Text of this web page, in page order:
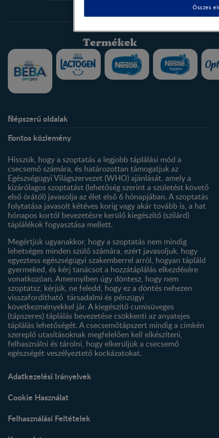
Termékek
Népszerű oldalak
Kapcsolat
Történetünk
Profilom
Termékeink
Termék kereső
Fontos közlemény
Hisszük, hogy a szoptatás a legjobb táplálási mód a
csecsemő számára, és határozottan támogatjuk az
Egészségügyi Világszervezet (WHO) ajánlását, amely a
kizárólagos szoptatást (lehetőség szerint a születést követő
első órától) javasolja az élet első 6 hónapjában. A szoptatás
folytatása javasolt kétéves korig vagy akár tovább is, a hat
hónapos kortól bevezetésre kerülő kiegészítő (szilárd)
táplálékok fogyasztása mellett.
Megértjük ugyanakkor, hogy a szoptatás nem mindig
lehetséges minden szülő számára, ezért javasoljuk, hogy
egyeztess egészségügyi szakemberrel arról, hogyan tápláld
gyermeked, és kérj tanácsot a hozzátáplálás elkezdésére
vonatkozóan. Amennyiben úgy döntesz, hogy nem
szoptatsz, kérjük, ne feledd, hogy ez a döntés nehezen
visszafordítható társadalmi és pénzügyi
következményekkel jár. A kiegészítő cumisüveges
(tápszeres) táplálás bevezetése csökkenti az anyatejes
táplálás lehetőségét. A csecsemőtápszert mindig a címkén
szereplő utasításoknak megfelelően kell elkészíteni,
felhasználni és tárolni, hogy elkerüljük a csecsemő
egészségét veszélyeztető kockázatokat.
Adatkezelési Irányelvek
Cookie Használat
Felhasználási Feltételek
Összes